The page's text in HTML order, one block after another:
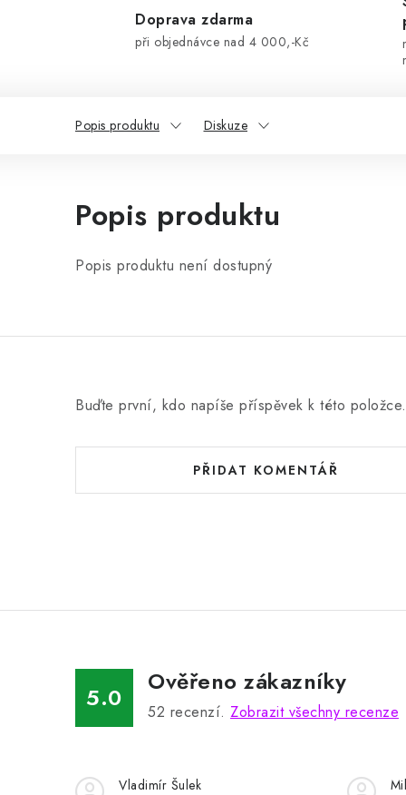
Doprava zdarma
při objednávce nad 4 000,-Kč
Popis produktu Diskuze
Popis produktu
Popis produktu není dostupný
Buďte první, kdo napíše příspěvek k této položce.
PŘIDAT KOMENTÁŘ
5.0
Ověřeno zákazníky
52 recenzí. Zobrazit všechny recenze
Vladimír Šulek